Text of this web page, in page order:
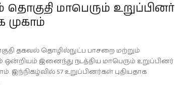
தொகுதி மாபெரும் உறுப்பினர்
முகாம்
தகவல் தொழில்நுட்ப பாசறை மற்றும்
ஒன்றியம் இனைந்து நடத்திய மாபெரும் உறுப்பினர்
இந்நிகழ்வில் 57 உறுப்பினர்கள் புதியதாக